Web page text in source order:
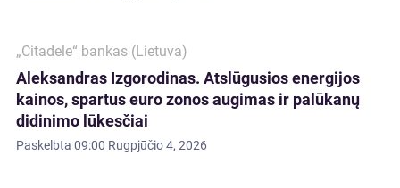
„Citadele“ bankas (Lietuva)
Aleksandras Izgorodinas. Atslūgusios energijos
kainos, spartus euro zonos augimas ir palūkanų
didinimo lūkesčiai
Paskelbta 09:00 Rugpjūčio 4, 2026